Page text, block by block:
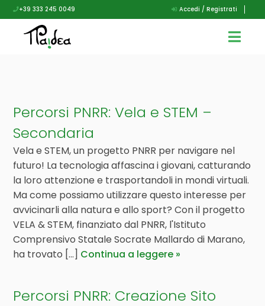
+39 333 245 0049 Accedi / Registrati
Percorsi PNRR: Vela e STEM –
Secondaria
Vela e STEM, un progetto PNRR per navigare nel
futuro! La tecnologia affascina i giovani, catturando
la loro attenzione e trasportandoli in mondi virtuali.
Ma come possiamo utilizzare questo interesse per
avvicinarli alla natura e allo sport? Con il progetto
VELA & STEM, finanziato dal PNRR, l'Istituto
Comprensivo Statale Socrate Mallardo di Marano,
ha trovato [...] Continua a leggere
Percorsi PNRR: Creazione Sito